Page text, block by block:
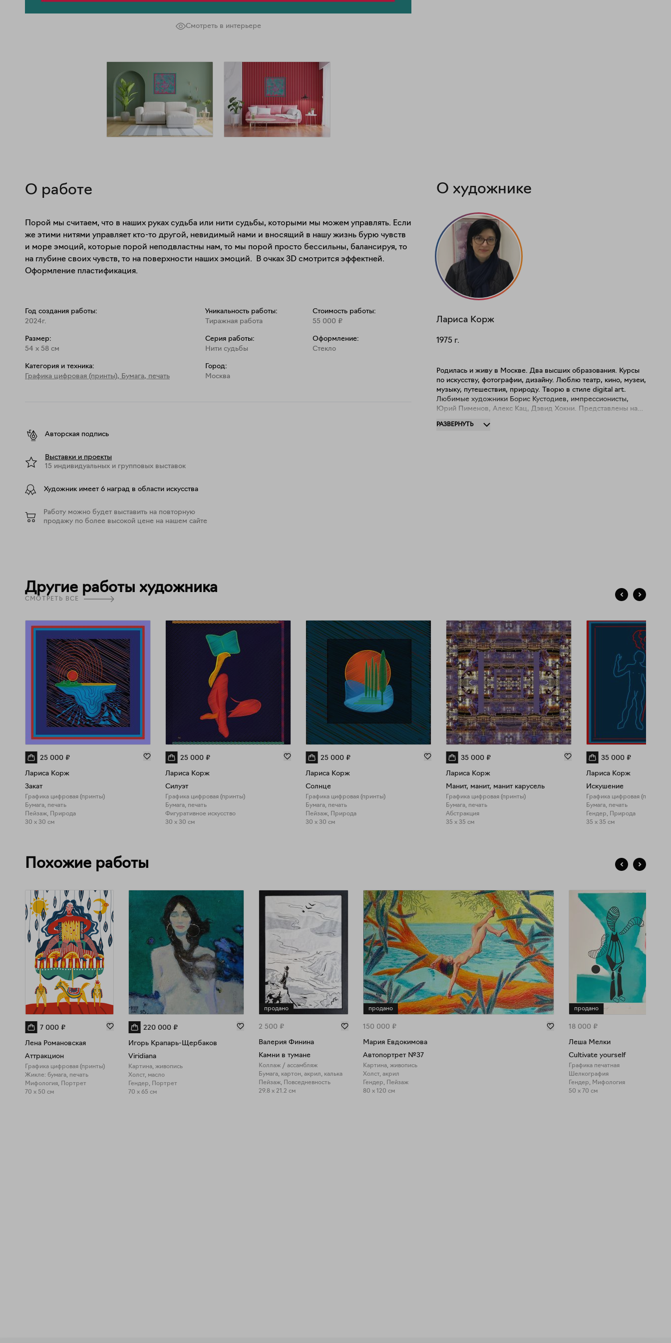
Смотреть в интерьере
О работе
Порой мы считаем, что в наших руках судьба или нити судьбы, которыми мы можем управлять. Если
же этими нитями управляет кто-то другой, невидимый нами и вносящий в нашу жизнь бурю чувств
и море эмоций, которые порой неподвластны нам, то мы порой просто бессильны, балансируя, то
на глубине своих чувств, то на поверхности наших эмоций.  В очках 3D смотрится эффектней.
Оформление пластификация.
Год создания работы:
2024г.
Размер:
54 x 58 см
Категория и техника:
Графика цифровая (принты), Бумага, печать
Уникальность работы:
Тиражная работа
Серия работы:
Нити судьбы
Город:
Москва
Стоимость работы:
55 000 ₽
Оформление:
Стекло
Авторская подпись
Выставки и проекты
15 индивидуальных и групповых выставок
Художник имеет 6 наград в области искусства
Работу можно будет выставить на повторную
продажу по более высокой цене на нашем сайте
О художнике
Лариса Корж
1975 г.
Родилась и живу в Москве. Два высших образования. Курсы
по искусству, фотографии, дизайну. Люблю театр, кино, музеи,
музыку, путешествия, природу. Творю в стиле digital art.
Любимые художники Борис Кустодиев, импрессионисты,
Юрий Пименов, Алекс Кац, Дэвид Хокни. Представлены на
,"Абстрактные узоры", "Бассейн", "В душе", "По ту сторону",
РАЗВЕРНУТЬ
Другие работы художника
СМОТРЕТЬ ВСЕ
25 000 ₽
Лариса Корж
Закат
Графика цифровая (принты)
Бумага, печать
Пейзаж, Природа
30 x 30 см
25 000 ₽
Лариса Корж
Силуэт
Графика цифровая (принты)
Бумага, печать
Фигуративное искусство
30 x 30 см
25 000 ₽
Лариса Корж
Солнце
Графика цифровая (принты)
Бумага, печать
Пейзаж, Природа
30 x 30 см
35 000 ₽
Лариса Корж
Манит, манит, манит карусель
Графика цифровая (принты)
Бумага, печать
Абстракция
35 x 35 см
35 000 ₽
Лариса Корж
Искушение
Графика цифровая (принты)
Бумага, печать
Гендер, Природа
35 x 35 см
Похожие работы
7 000 ₽
Лена Романовская
Аттракцион
Графика цифровая (принты)
Жикле: бумага, печать
Мифология, Портрет
70 x 50 см
220 000 ₽
Игорь Крапарь-Щербаков
Viridiana
Картина, живопись
Холст, масло
Гендер, Портрет
70 x 65 см
продано
2 500 ₽
Валерия Финина
Камни в тумане
Коллаж / ассамбляж
Бумага, картон, акрил, калька
Пейзаж, Повседневность
29.8 x 21.2 см
продано
150 000 ₽
Мария Евдокимова
Автопортрет №37
Картина, живопись
Холст, акрил
Гендер, Пейзаж
80 x 120 см
продано
18 000 ₽
Леша Мелки
Cultivate yourself
Графика печатная
Шелкография
Гендер, Мифология
50 x 70 см